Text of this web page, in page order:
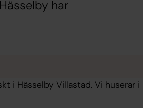
har
i Hässelby Villastad. Vi huserar